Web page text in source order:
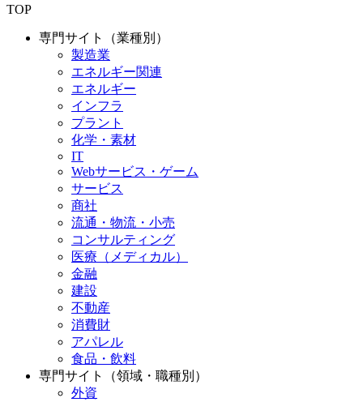
TOP
専門サイト（業種別）
製造業
エネルギー関連
エネルギー
インフラ
プラント
化学・素材
IT
Webサービス・ゲーム
サービス
商社
流通・物流・小売
コンサルティング
医療（メディカル）
金融
建設
不動産
消費財
アパレル
食品・飲料
専門サイト（領域・職種別）
外資